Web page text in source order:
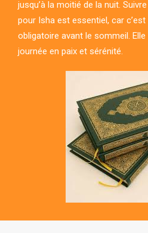
jusqu’à la moitié de la nuit.
pour Isha est essentiel, car c’est
obligatoire avant le sommeil.
journée en paix et sérénité.